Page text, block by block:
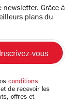
newsletter. Grâce à
plans du
conditions
et de recevoir les
offres et